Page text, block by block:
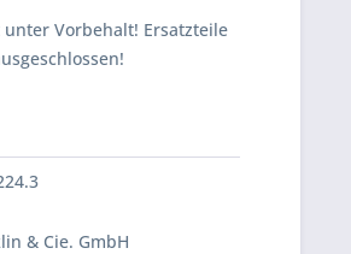
Vorbehalt! Ersatzteile
& Cie. GmbH